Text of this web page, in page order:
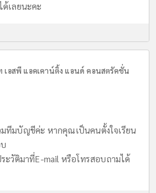
เลยนะคะ
เอสพี แอคเคาน์ติ้ง แอนด์ คอนสตรัคชั่น
มทีมบัญชีค่ะ หากคุณเป็นคนตั้งใจเรียน
ะวัติมาที่E-mail หรือโทรสอบถามได้